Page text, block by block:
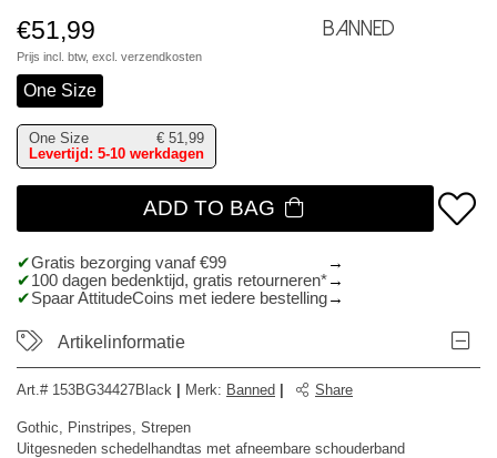
€51,99
Prijs incl. btw, excl. verzendkosten
Banned
One Size
One Size € 51,99
Levertijd: 5-10 werkdagen
ADD TO BAG
Gratis bezorging vanaf €99
100 dagen bedenktijd, gratis retourneren*
Spaar AttitudeCoins met iedere bestelling
Artikelinformatie
Art.# 153BG34427Black Merk: Banned Share
Gothic, Pinstripes, Strepen
Uitgesneden schedelhandtas met afneembare schouderband